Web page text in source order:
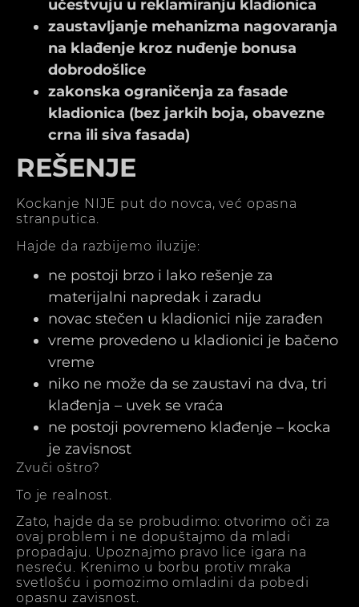
učestvuju u reklamiranju kladionica
zaustavljanje mehanizma nagovaranja
na klađenje kroz nuđenje bonusa
dobrodošlice
zakonska ograničenja za fasade
kladionica (bez jarkih boja, obavezne
crna ili siva fasada)
REŠENJE
Kockanje NIJE put do novca, već opasna
stranputica.
Hajde da razbijemo iluzije:
ne postoji brzo i lako rešenje za
materijalni napredak i zaradu
novac stečen u kladionici nije zarađen
vreme provedeno u kladionici je bačeno
vreme
niko ne može da se zaustavi na dva, tri
klađenja – uvek se vraća
ne postoji povremeno klađenje – kocka
je zavisnost
Zvuči oštro?
To je realnost.
Zato, hajde da se probudimo: otvorimo oči za
ovaj problem i ne dopuštajmo da mladi
propadaju. Upoznajmo pravo lice igara na
nesreću. Krenimo u borbu protiv mraka
svetlošću i pomozimo omladini da pobedi
opasnu zavisnost.